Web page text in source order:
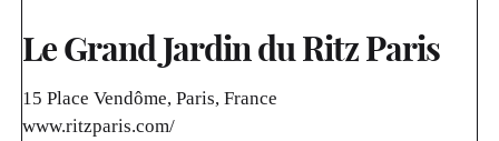
Le Grand Jardin du Ritz Paris
15 Place Vendôme, Paris, France
www.ritzparis.com/